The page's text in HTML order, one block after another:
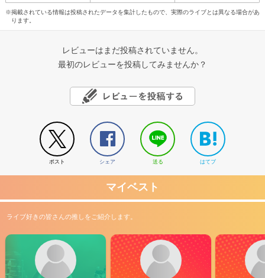
※掲載されている情報は投稿されたデータを集計したもので、実際のライブとは異なる場合があ
ります。
レビューはまだ投稿されていません。
最初のレビューを投稿してみませんか？
ポスト シェア 送る はてブ
マイベスト
ライブ好きの皆さんの推しをご紹介します。